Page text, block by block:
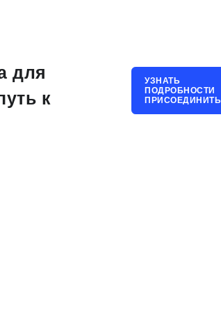
для
к
УЗНАТЬ
ПОДРОБНОСТИ